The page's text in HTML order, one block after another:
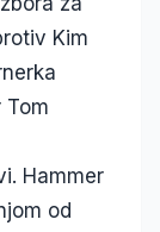
Kim
Tom
Hammer
od